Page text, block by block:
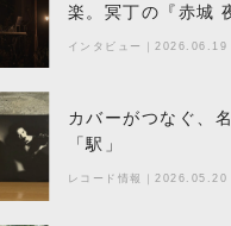
楽。冥丁の『赤城
インタビュー 2026.06.19
カバーがつなぐ、
「駅」
レコード情報 2026.05.20